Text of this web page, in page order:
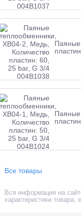
Паяные
Паяные
Все товары
Вся информация на
характеристики